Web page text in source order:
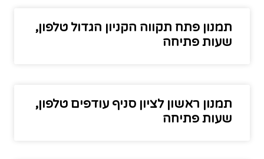
תמנון פתח תקווה הקניון הגדול טלפון,
שעות פתיחה
תמנון ראשון לציון סניף עודפים טלפון,
שעות פתיחה